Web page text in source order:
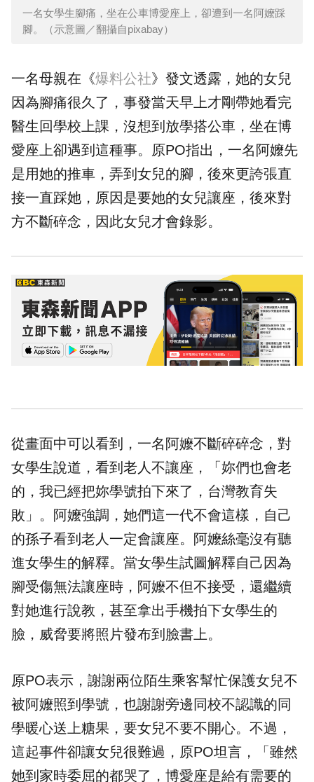
一名女學生腳痛，坐在公車博愛座上，卻遭到一名阿嬤踩
腳。（示意圖／翻攝自pixabay）
一名母親在《爆料公社》發文透露，她的女兒
因為腳痛很久了，事發當天早上才剛帶她看完
醫生回學校上課，沒想到放學搭公車，坐在博
愛座上卻遇到這種事。原PO指出，一名阿嬤先
是用她的推車，弄到女兒的腳，後來更誇張直
接一直踩她，原因是要她的女兒讓座，後來對
方不斷碎念，因此女兒才會錄影。
從畫面中可以看到，一名阿嬤不斷碎碎念，對
女學生說道，看到老人不讓座，「妳們也會老
的，我已經把妳學號拍下來了，台灣教育失
敗」。阿嬤強調，她們這一代不會這樣，自己
的孫子看到老人一定會讓座。阿嬤絲毫沒有聽
進女學生的解釋。當女學生試圖解釋自己因為
腳受傷無法讓座時，阿嬤不但不接受，還繼續
對她進行說教，甚至拿出手機拍下女學生的
臉，威脅要將照片發布到臉書上。
原PO表示，謝謝兩位陌生乘客幫忙保護女兒不
被阿嬤照到學號，也謝謝旁邊同校不認識的同
學暖心送上糖果，要女兒不要不開心。不過，
這起事件卻讓女兒很難過，原PO坦言，「雖然
她到家時委屈的都哭了，博愛座是給有需要的